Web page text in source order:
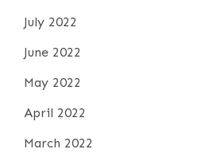
July 2022
June 2022
May 2022
April 2022
March 2022